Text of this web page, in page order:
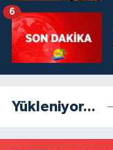
6
Yükleniyor...